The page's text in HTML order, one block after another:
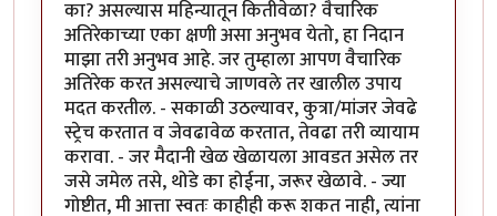
का? असल्यास महिन्यातून कितीवेळा? वैचारिक
अतिरेकाच्या एका क्षणी असा अनुभव येतो, हा निदान
माझा तरी अनुभव आहे. जर तुम्हाला आपण वैचारिक
अतिरेक करत असल्याचे जाणवले तर खालील उपाय
मदत करतील. - सकाळी उठल्यावर, कुत्रा/मांजर जेवढे
स्ट्रेच करतात व जेवढावेळ करतात, तेवढा तरी व्यायाम
करावा. - जर मैदानी खेळ खेळायला आवडत असेल तर
जसे जमेल तसे, थोडे का होईना, जरूर खेळावे. - ज्या
गोष्टीत, मी आत्ता स्वतः काहीही करू शकत नाही, त्यांना